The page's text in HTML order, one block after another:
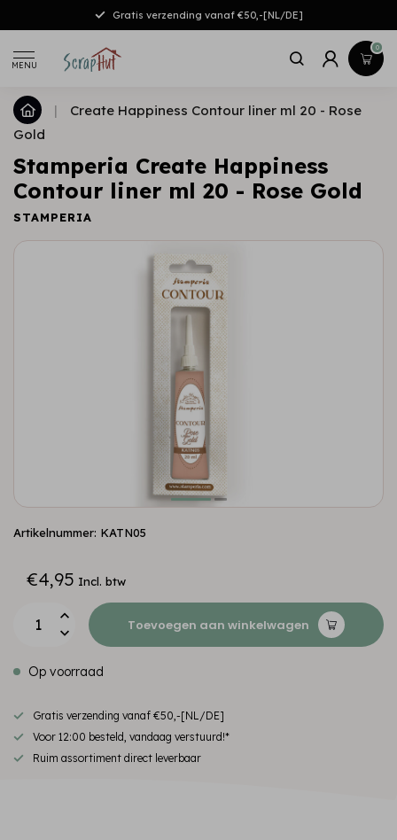
Gratis verzending vanaf €50,-[NL/DE]
MENU
0
|
Create Happiness Contour liner ml 20 - Rose
Gold
Stamperia Create Happiness
Contour liner ml 20 - Rose Gold
STAMPERIA
Artikelnummer: KATN05
€4,95 Incl. btw
Toevoegen aan winkelwagen
Op voorraad
Gratis verzending vanaf €50,-[NL/DE]
Voor 12:00 besteld, vandaag verstuurd!*
Ruim assortiment direct leverbaar